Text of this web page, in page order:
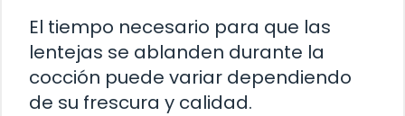
El tiempo necesario para que las
lentejas se ablanden durante la
cocción puede variar dependiendo
de su frescura y calidad.